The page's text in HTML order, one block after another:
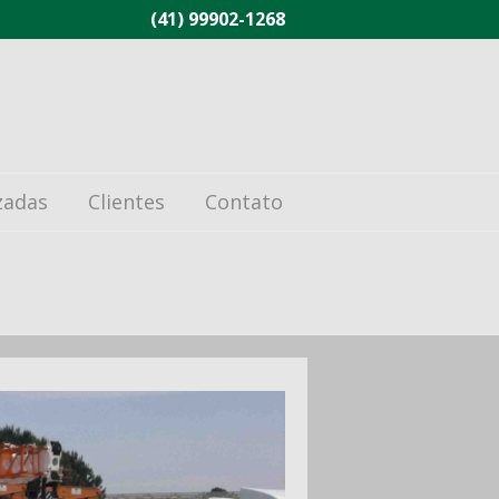
(41) 99902-1268
Clientes Contato